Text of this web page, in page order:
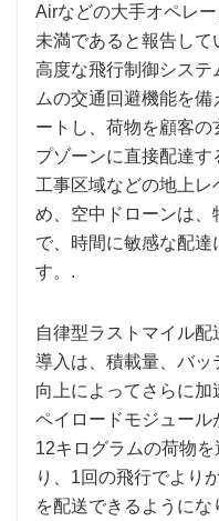
Airなどの大手オペレ
未満であると報告して
高度な飛行制御システ
ムの交通回避機能を
ートし、荷物を顧客
プゾーンに直接配達
工事区域などの地上
め、空中ドローンは、
で、時間に敏感な配達
す。.
自律型ラストマイル
導入は、積載量、バ
向上によってさらに加
ペイロードモジュール
12キログラムの荷物
り、1回の飛行でより
を配送できるように